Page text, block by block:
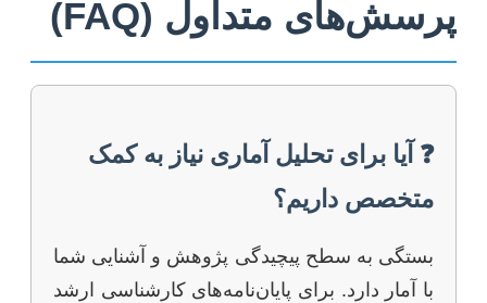
پرسش‌های متداول (FAQ)
❓ آیا برای تحلیل آماری نیاز به کمک
متخصص داریم؟
بستگی به سطح پیچیدگی پژوهش و آشنایی شما
با آمار دارد. برای پایان‌نامه‌های کارشناسی ارشد